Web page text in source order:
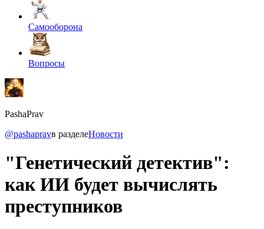
Самооборона
Вопросы
PashaPrav
@pashapravв разделеНовости
"Генетический детектив":
как ИИ будет вычислять
преступников